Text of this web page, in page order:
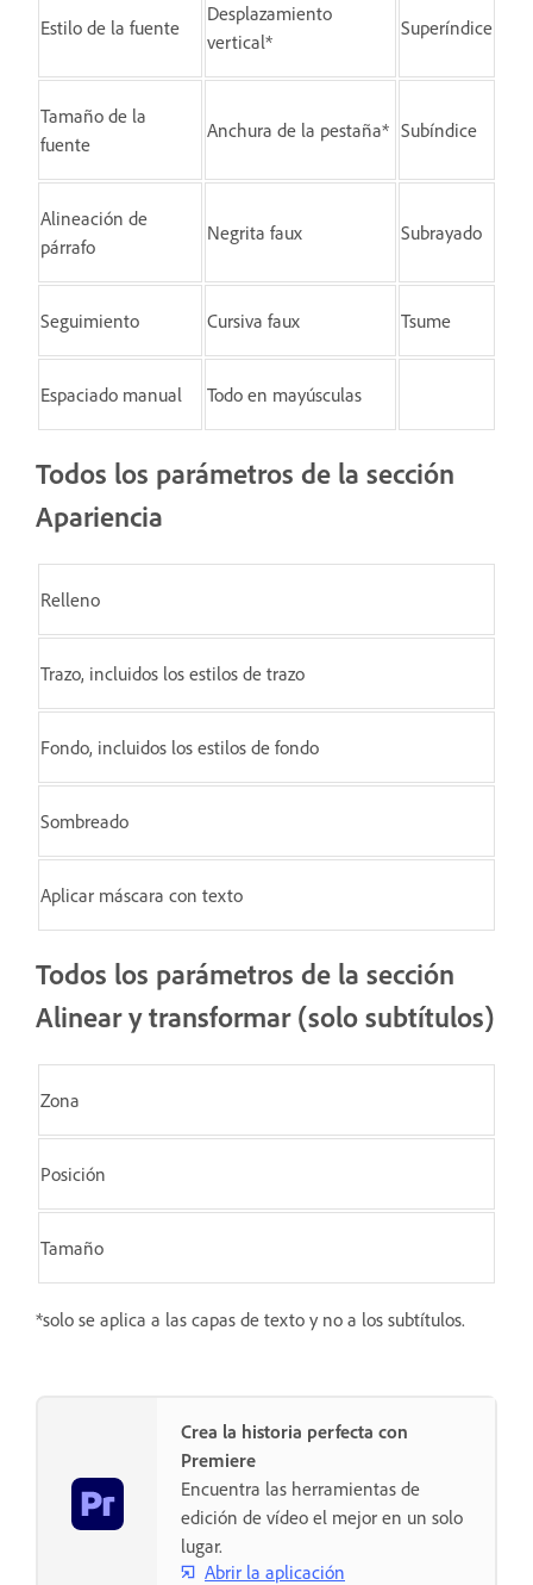
Estilo de la fuente
Desplazamiento
vertical*
Superíndice
Tamaño de la
fuente
Anchura de la pestaña* Subíndice
Alineación de
párrafo
Negrita faux Subrayado
Seguimiento Cursiva faux Tsume
Espaciado manual Todo en mayúsculas
Todos los parámetros de la sección
Apariencia
Relleno
Trazo, incluidos los estilos de trazo
Fondo, incluidos los estilos de fondo
Sombreado
Aplicar máscara con texto
Todos los parámetros de la sección
Alinear y transformar (solo subtítulos)
Zona
Posición
Tamaño
*solo se aplica a las capas de texto y no a los subtítulos.
Crea la historia perfecta con
Premiere
Encuentra las herramientas de
edición de vídeo el mejor en un solo
lugar.
Abrir la aplicación